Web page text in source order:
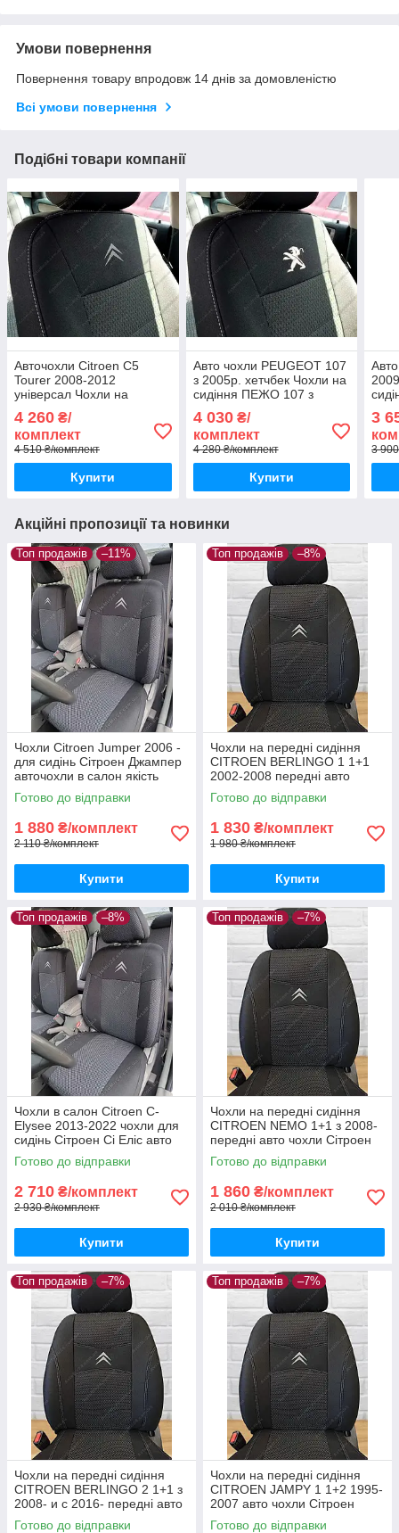
Умови повернення
Повернення товару впродовж 14 днів за домовленістю
Всі умови повернення
Подібні товари компанії
Авточохли Citroen C5
Tourer 2008-2012
універсал Чохли на
Тоурер
4 260 ₴/
комплект
4 510 ₴/комплект
Купити
Авто чохли PEUGEOT 107
з 2005р. хетчбек Чохли на
сидіння ПЕЖО 107 з
4 030₴/
комплект
4 280 ₴/комплект
Купити
3
3
Акційні пропозиції та новинки
Топ продажів –11%
Чохли Citroen Jumper 2006 -
для сидінь Сітроен Джампер
авточохли в салон якість
Готово до відправки
1 880 ₴/комплект
2 110 ₴/комплект
Купити
Топ продажів –8%
Чохли на передні сидіння
CITROEN BERLINGO 1 1+1
2002-2008 передні авто
чохли Сітроен Берлінго 2002-
2008
Готово до відправки
1 830 ₴/комплект
1 980 ₴/комплект
Купити
Топ продажів –8%
Чохли в салон Citroen С-
Elysee 2013-2022 чохли для
сидінь Сітроен Сі Еліс авто
чохли Citroen С-Elysee
Готово до відправки
2 710 ₴/комплект
2 930 ₴/комплект
Купити
Топ продажів –7%
Чохли на передні сидіння
CITROEN NEMO 1+1 з 2008-
передні авто чохли Сітроен
НЕМО з 2008-
Готово до відправки
1 860 ₴/комплект
2 010 ₴/комплект
Купити
Топ продажів –7%
Чохли на передні сидіння
CITROEN BERLINGO 2 1+1 з
2008- и с 2016- передні авто
чохли Сітроен Берлінго
Готово до відправки
Топ продажів –7%
Чохли на передні сидіння
CITROEN JAMPY 1 1+2 1995-
2007 авто чохли Сітроен
Джампі 1995-2007
Готово до відправки